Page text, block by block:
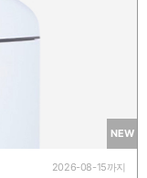
NEW
2026-08-15까지